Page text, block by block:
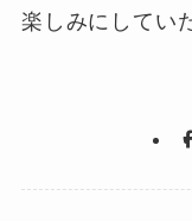
楽しみにしてい